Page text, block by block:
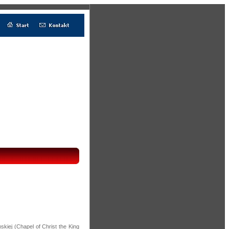
(Chapel of Christ the King